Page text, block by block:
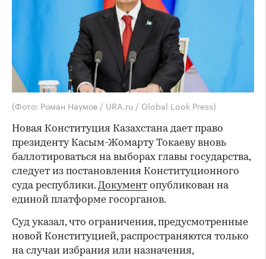
(Фото: Роман Наумов / URA.ru / Global Look Press)
Новая Конституция Казахстана дает право
президенту Касым-Жомарту Токаеву вновь
баллотироваться на выборах главы государства,
следует из постановления Конституционного
суда республики. Документ опубликован на
единой платформе госорганов.
Суд указал, что ограничения, предусмотренные
новой Конституцией, распространяются только
на случаи избрания или назначения,